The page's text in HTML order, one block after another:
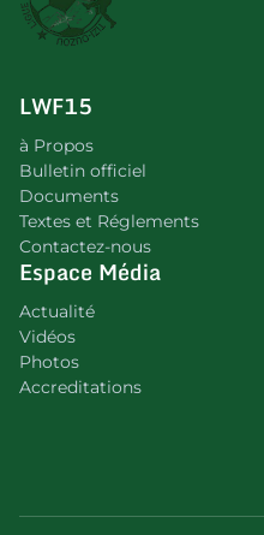
LWF15
à Propos
Bulletin officiel
Documents
Textes et Réglements
Contactez-nous
Espace Média
Actualité
Vidéos
Photos
Accreditations